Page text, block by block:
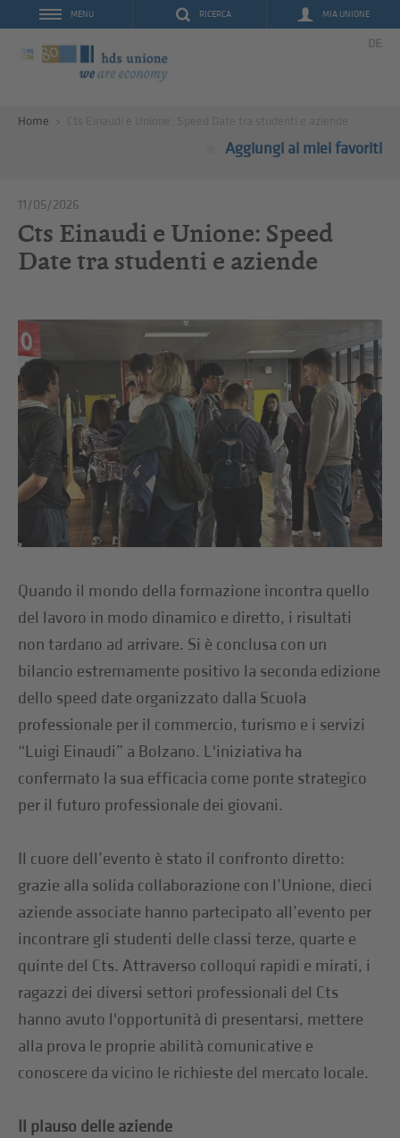
RICERCA MIA UNIONE
MENU
DE
Home
Aggiungi ai miei favoriti
11/05/2026
Cts Einaudi e Unione: Speed
Date tra studenti e aziende
Quando il mondo della formazione incontra quello
del lavoro in modo dinamico e diretto, i risultati
non tardano ad arrivare. Si è conclusa con un
bilancio estremamente positivo la seconda edizione
dello speed date organizzato dalla Scuola
professionale per il commercio, turismo e i servizi
“Luigi Einaudi” a Bolzano. L'iniziativa ha
confermato la sua efficacia come ponte strategico
per il futuro professionale dei giovani.
Il cuore dell’evento è stato il confronto diretto:
grazie alla solida collaborazione con l’Unione, dieci
aziende associate hanno partecipato all’evento per
incontrare gli studenti delle classi terze, quarte e
quinte del Cts. Attraverso colloqui rapidi e mirati, i
ragazzi dei diversi settori professionali del Cts
hanno avuto l'opportunità di presentarsi, mettere
alla prova le proprie abilità comunicative e
conoscere da vicino le richieste del mercato locale.
Il plauso delle aziende